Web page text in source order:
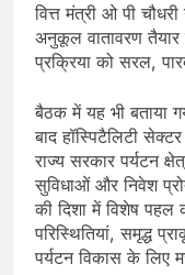
वित्त मंत्री ओ पी
अनुकूल वातावरण
प्रक्रिया को सरल,
बैठक में यह भी बताया
बाद हॉस्पिटैलिटी
राज्य सरकार पर्यटन
सुविधाओं और निवेश
की दिशा में विशेष पहल
परिस्थितियां, समृद्ध
पर्यटन विकास के लिए